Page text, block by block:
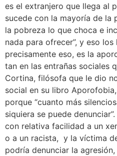
es el extranjero que llega al
sucede con la mayoría de la
la pobreza lo que choca e
nada para ofrecer”, y eso los
precisamente eso, es la
tan en las entrañas sociales
Cortina, filósofa que le dio
social en su libro
porque “cuanto más
siquiera se puede
con relativa facilidad a un
o a un racista, y la víctima
podría denunciar la